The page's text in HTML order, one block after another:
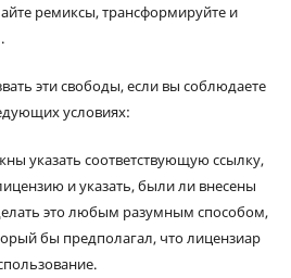
ремиксы, трансформируйте и
эти свободы, если вы соблюдаете
условиях:
указать соответствующую ссылку,
и указать, были ли внесены
это любым разумным способом,
бы предполагал, что лицензиар